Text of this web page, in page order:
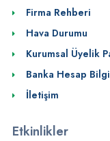
Firma Rehberi
Hava Durumu
Kurumsal Üyelik
Banka Hesap
İletişim
Etkinlikler